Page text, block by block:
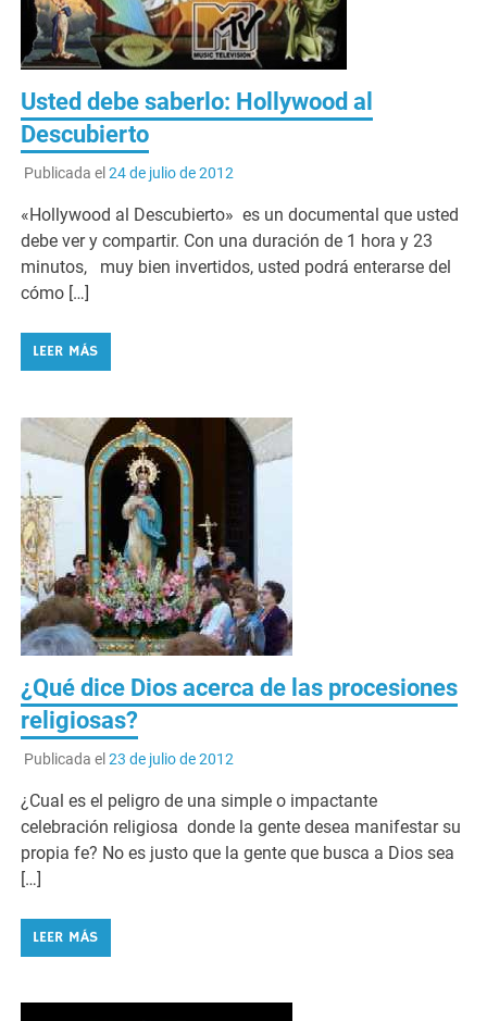
Usted debe saberlo: Hollywood al
Descubierto
Publicada el 24 de julio de 2012
«Hollywood al Descubierto» es un documental que usted
debe ver y compartir. Con una duración de 1 hora y 23
minutos, muy bien invertidos, usted podrá enterarse del
cómo […]
LEER MÁS
¿Qué dice Dios acerca de las procesiones
religiosas?
Publicada el 23 de julio de 2012
¿Cual es el peligro de una simple o impactante
celebración religiosa donde la gente desea manifestar su
propia fe? No es justo que la gente que busca a Dios sea
[…]
LEER MÁS